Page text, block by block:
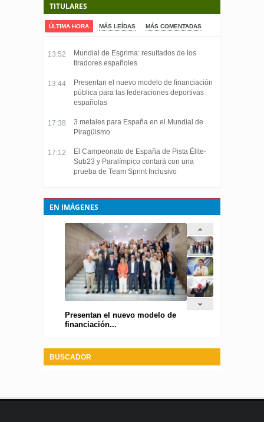
TITULARES
ÚLTIMA HORA MÁS LEÍDAS MÁS COMENTADAS
13:52
Mundial de Esgrima: resultados de los
tiradores españoles
13:44
Presentan el nuevo modelo de financiación
pública para las federaciones deportivas
españolas
17:38
3 metales para España en el Mundial de
Piragüismo
17:12
El Campeonato de España de Pista Élite-
Sub23 y Paralímpico contará con una
prueba de Team Sprint Inclusivo
EN IMÁGENES
Presentan el nuevo modelo de
financiación...
BUSCADOR